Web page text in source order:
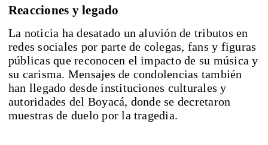
Reacciones y legado
La noticia ha desatado un aluvión de tributos en
redes sociales por parte de colegas, fans y figuras
públicas que reconocen el impacto de su música y
su carisma. Mensajes de condolencias también
han llegado desde instituciones culturales y
autoridades del Boyacá, donde se decretaron
muestras de duelo por la tragedia.